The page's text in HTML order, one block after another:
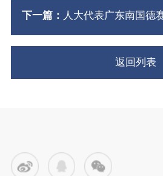
下一篇： 人大代表广东南国德
返回列表